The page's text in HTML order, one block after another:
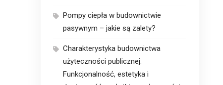
Pompy ciepła w budownictwie
pasywnym – jakie są zalety?
Charakterystyka budownictwa
użyteczności publicznej.
Funkcjonalność, estetyka i